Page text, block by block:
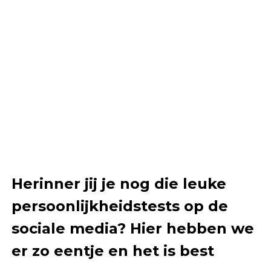
Herinner jij je nog die leuke
persoonlijkheidstests op de
sociale media? Hier hebben we
er zo eentje en het is best